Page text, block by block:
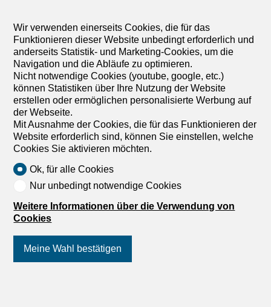
Wir verwenden einerseits Cookies, die für das
Funktionieren dieser Website unbedingt erforderlich und
anderseits Statistik- und Marketing-Cookies, um die
Navigation und die Abläufe zu optimieren.
Nicht notwendige Cookies (youtube, google, etc.)
können Statistiken über Ihre Nutzung der Website
erstellen oder ermöglichen personalisierte Werbung auf
der Webseite.
Mit Ausnahme der Cookies, die für das Funktionieren der
Website erforderlich sind, können Sie einstellen, welche
Cookies Sie aktivieren möchten.
Ok, für alle Cookies
Nur unbedingt notwendige Cookies
Weitere Informationen über die Verwendung von
Cookies
Meine Wahl bestätigen